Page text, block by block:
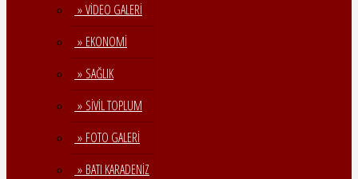
» VİDEO GALERİ
» EKONOMİ
» SAĞLIK
» SİVİL TOPLUM
» FOTO GALERİ
» BATI KARADENİZ